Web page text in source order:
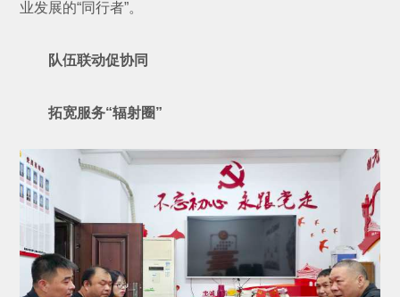
业发展的“同行者”。
队伍联动促协同
拓宽服务“辐射圈”